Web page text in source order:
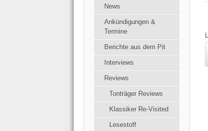
News
Ankündigungen &
Termine
Berichte aus dem Pit
Interviews
Reviews
Tonträger Reviews
Klassiker Re-Visited
Lesestoff